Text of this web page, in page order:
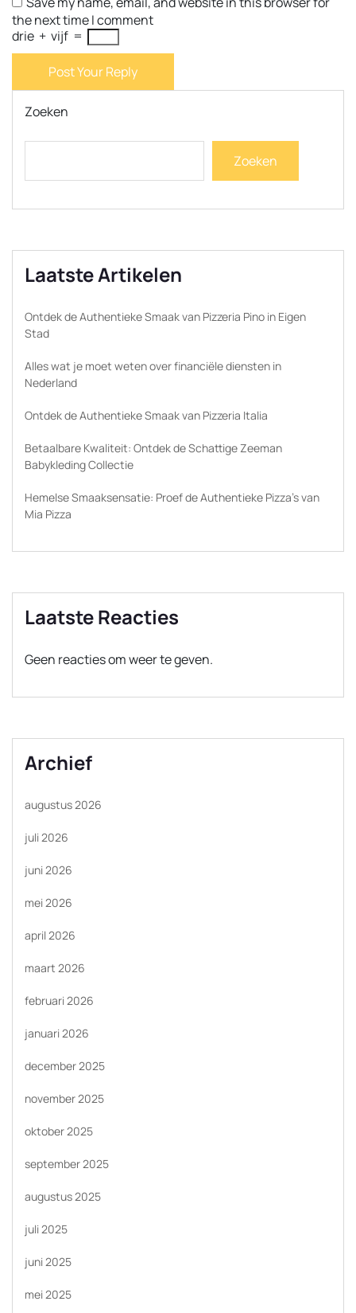
the next time I comment
drie + vijf =
Post Your Reply
Zoeken
Zoeken
Laatste Artikelen
Ontdek de Authentieke Smaak van Pizzeria Pino in Eigen
Stad
Alles wat je moet weten over financiële diensten in
Nederland
Ontdek de Authentieke Smaak van Pizzeria Italia
Betaalbare Kwaliteit: Ontdek de Schattige Zeeman
Babykleding Collectie
Hemelse Smaaksensatie: Proef de Authentieke Pizza’s van
Mia Pizza
Laatste Reacties
Geen reacties om weer te geven.
Archief
augustus 2026
juli 2026
juni 2026
mei 2026
april 2026
maart 2026
februari 2026
januari 2026
december 2025
november 2025
oktober 2025
september 2025
augustus 2025
juli 2025
juni 2025
mei 2025